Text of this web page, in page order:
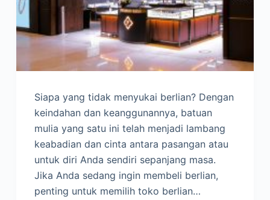
Siapa yang tidak menyukai berlian? Dengan
keindahan dan keanggunannya, batuan
mulia yang satu ini telah menjadi lambang
keabadian dan cinta antara pasangan atau
untuk diri Anda sendiri sepanjang masa.
Jika Anda sedang ingin membeli berlian,
penting untuk memilih toko berlian…